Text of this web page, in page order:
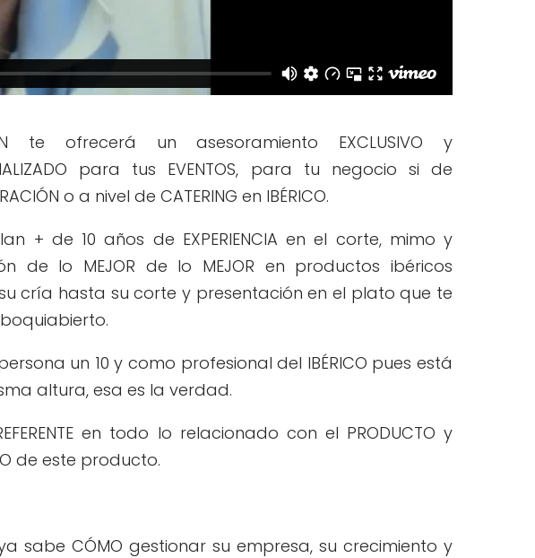
te ofrecerá un asesoramiento EXCLUSIVO y
para tus EVENTOS, para tu negocio si de
o a nivel de CATERING en IBÉRICO.
+ de 10 años de EXPERIENCIA en el corte, mimo y
de lo MEJOR de lo MEJOR en productos ibéricos
cría hasta su corte y presentación en el plato que te
un 10 y como profesional del IBÉRICO pues está
altura, esa es la verdad.
en todo lo relacionado con el PRODUCTO y
de este producto.
sabe CÓMO gestionar su empresa, su crecimiento y